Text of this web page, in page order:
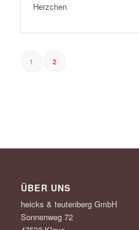
Herzchen
1 2
ÜBER UNS
heicks & teutenberg GmbH
Sonnenweg 72